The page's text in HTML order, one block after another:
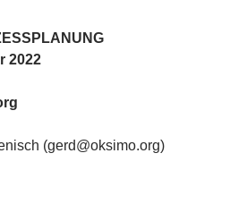
2022
(gerd@oksimo.org)